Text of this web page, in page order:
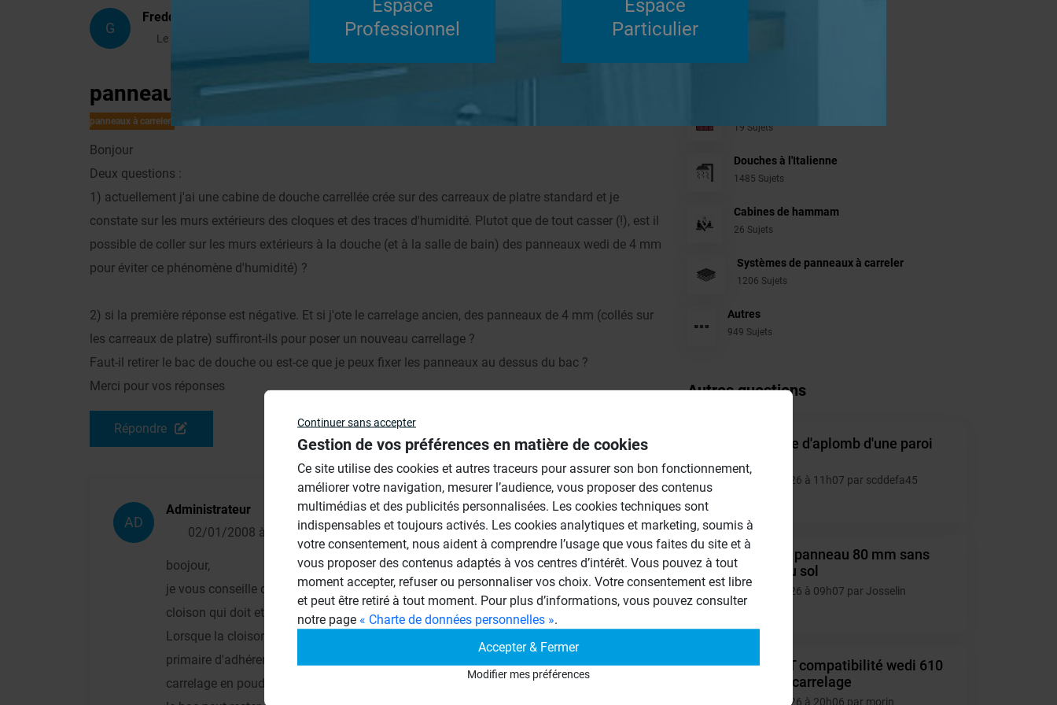
G
Freddy75
Le 31/12/2007 à 12h12
Répondre
panneau wedi pour créer une barrière d'étanchéité ?
panneaux à carreler
Bonjour
Deux questions :
1) actuellement j'ai une cabine de douche carrellée crée sur des carreaux de platre standard et je
constate sur les murs extérieurs des cloques et des traces d'humidité. Plutot que de tout casser (!), est il
possible de coller sur les murs extérieurs à la douche (et à la salle de bain) des panneaux wedi de 4 mm
pour éviter ce phénomène d'humidité) ?
2) si la première réponse est négative. Et si j'ote le carrelage ancien, des panneaux de 4 mm (collés sur
les carreaux de platre) suffiront-ils pour poser un nouveau carrellage ?
Faut-il retirer le bac de douche ou est-ce que je peux fixer les panneaux au dessus du bac ?
Merci pour vos réponses
Répondre
AD
Administrateur
02/01/2008 à 16h01
boojour,
je vous conseille de deposer le carrelage existant, puis de laisser secher votre
cloison qui doit etre gorgée d'eau.
Lorsque la cloison en carreau de platre est parfaitement seche,appliquer un
primaire d'adhérence,puis coller le panneau BA 10 mm a l'aide d'une colle à
carrelage en poudre de type C2 ( ex:fermaflex de weber et broutin )
19 Sujets
Douches à l'Italienne
1485 Sujets
Cabines de hammam
26 Sujets
Systèmes de panneaux à carreler
1206 Sujets
Autres
949 Sujets
Autres questions
Montage d'aplomb d'une paroi
10/07/2026 à 11h07 par scddefa45
JO
Collage panneau 80 mm sans
appui au sol
06/07/2026 à 09h07 par Josselin
URGENT compatibilité wedi 610
et colle carrelage
30/06/2026 à 20h06 par morin
Continuer sans accepter
Gestion de vos préférences en matière de cookies
Ce site utilise des cookies et autres traceurs pour assurer son bon fonctionnement,
améliorer votre navigation, mesurer l’audience, vous proposer des contenus
multimédias et des publicités personnalisées. Les cookies techniques sont
indispensables et toujours activés. Les cookies analytiques et marketing, soumis à
votre consentement, nous aident à comprendre l’usage que vous faites du site et à
vous proposer des contenus adaptés à vos centres d’intérêt. Vous pouvez à tout
moment accepter, refuser ou personnaliser vos choix. Votre consentement est libre
et peut être retiré à tout moment. Pour plus d’informations, vous pouvez consulter
notre page « Charte de données personnelles ».
Accepter & Fermer
Modifier mes préférences
Espace
Professionnel
Espace
Particulier